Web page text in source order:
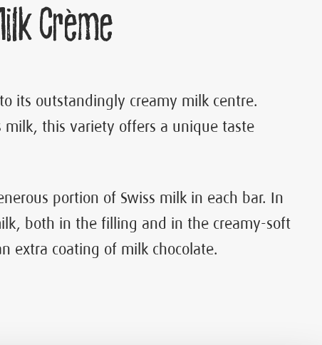
Crème
its outstandingly creamy milk centre.
this variety offers a unique taste
portion of Swiss milk in each bar. In
both in the filling and in the creamy-soft
extra coating of milk chocolate.